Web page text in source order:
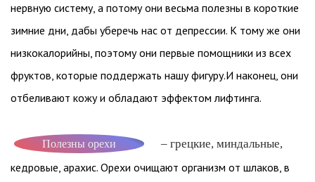
нервную систему, а потому они весьма полезны в короткие
зимние дни, дабы уберечь нас от депрессии. К тому же они
низкокалорийны, поэтому они первые помощники из всех
фруктов, которые поддержать нашу фигуру.И наконец, они
отбеливают кожу и обладают эффектом лифтинга.
Полезны орехи – грецкие, миндальные,
кедровые, арахис. Орехи очищают организм от шлаков, в